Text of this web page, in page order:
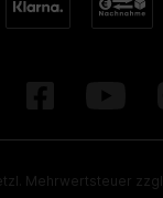
Mehrwertsteuer zzgl.